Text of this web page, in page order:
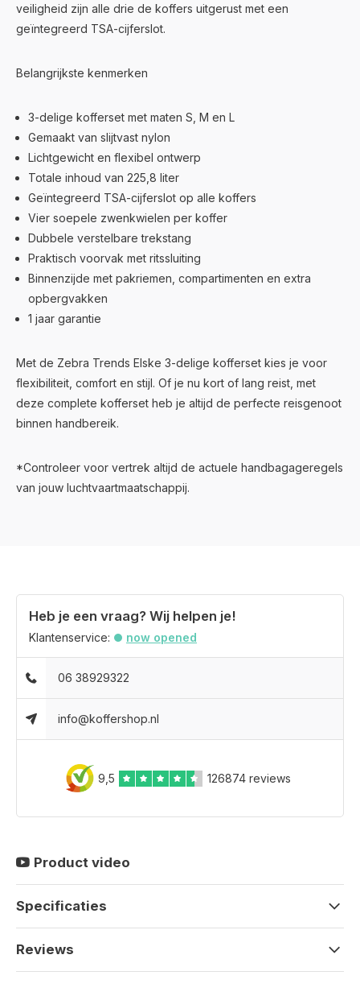
veiligheid zijn alle drie de koffers uitgerust met een
geïntegreerd TSA-cijferslot.
Belangrijkste kenmerken
3-delige kofferset met maten S, M en L
Gemaakt van slijtvast nylon
Lichtgewicht en flexibel ontwerp
Totale inhoud van 225,8 liter
Geïntegreerd TSA-cijferslot op alle koffers
Vier soepele zwenkwielen per koffer
Dubbele verstelbare trekstang
Praktisch voorvak met ritssluiting
Binnenzijde met pakriemen, compartimenten en extra
opbergvakken
1 jaar garantie
Met de Zebra Trends Elske 3-delige kofferset kies je voor
flexibiliteit, comfort en stijl. Of je nu kort of lang reist, met
deze complete kofferset heb je altijd de perfecte reisgenoot
binnen handbereik.
*Controleer voor vertrek altijd de actuele handbagageregels
van jouw luchtvaartmaatschappij.
Heb je een vraag? Wij helpen je!
Klantenservice: now opened
06 38929322
info@koffershop.nl
9,5 126874 reviews
Product video
Specificaties
Reviews